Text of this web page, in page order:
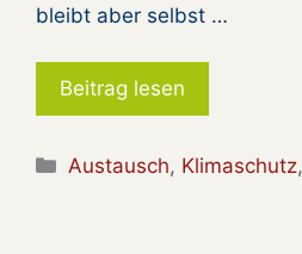
bleibt aber selbst …
Beitrag lesen
Kategorien
Austausch, Klimaschutz